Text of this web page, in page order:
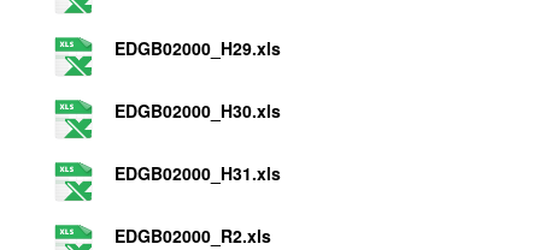
EDGB02000_H29.xls
EDGB02000_H30.xls
EDGB02000_H31.xls
EDGB02000_R2.xls